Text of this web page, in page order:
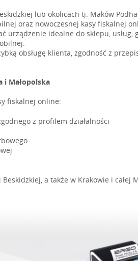
lub okolicach tj. Maków
oraz nowoczesnej kasy fiskalnej
urządzenie idealne do sklepu,
obsługę klienta, zgodność z
i Małopolska
fiskalnej online:
z profilem działalności
a także w Krakowie i całej